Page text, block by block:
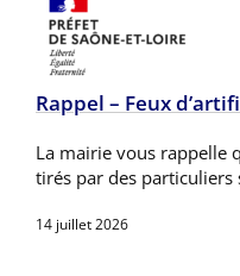
Rappel – Feux
La mairie vous rappelle
tirés par des
14 juillet 2026